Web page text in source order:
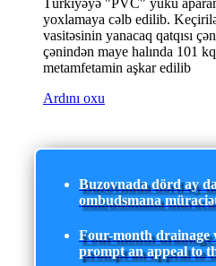
Türkiyəyə "PVC" yükü
yoxlamaya cəlb edilib.
vasitəsinin yanacaq qatqısı
çənindən maye halında 101
metamfetamin aşkar edilib
Ardını oxu
Buzovnada dörd ay
ombudsmana
Four-month drainage
prompt an appeal to